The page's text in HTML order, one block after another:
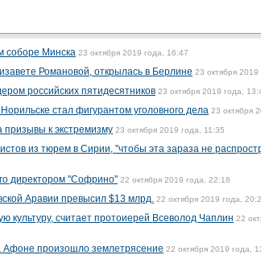
соборе Минска 23 октября 2019 года, 16:47
Романовой, открылась в Берлине 23 октября 2019
российских пятидесятников 23 октября 2019 года,
стал фигурантом уголовного дела 23 октября
к экстремизму 23 октября 2019 года, 11:35
из тюрем в Сирии, "чтобы эта зараза не
директором "Софрино" 22 октября 2019 года, 22:18
Аравии превысил $13 млрд. 22 октября 2019 года,
культуру, считает протоиерей Всеволод Чаплин 22
Афоне произошло землетрясение 22 октября 2019 года,